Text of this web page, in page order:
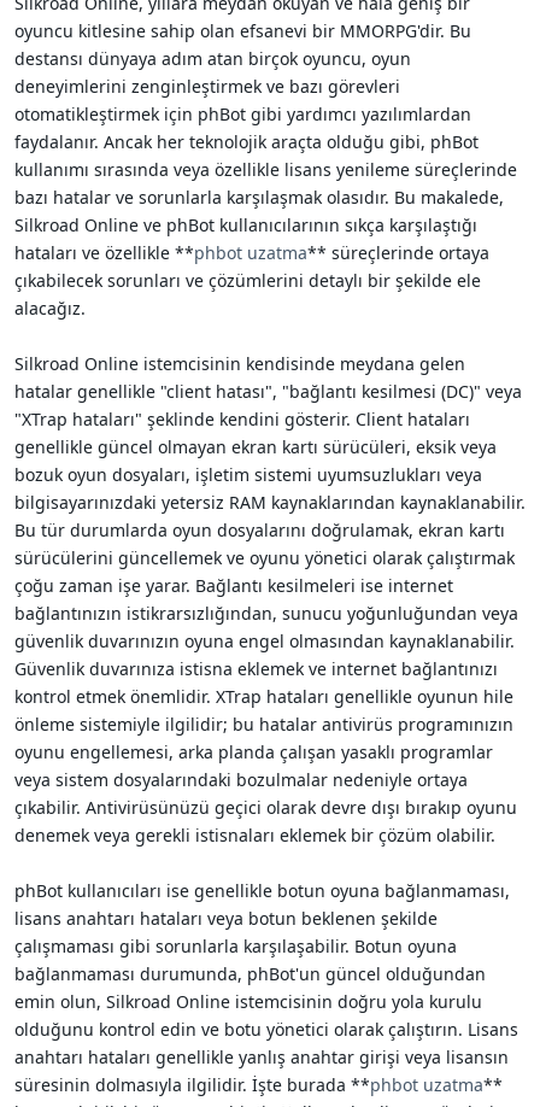
i
oyuncu kitlesine sahip olan efsanevi bir MMORPG'dir. Bu
destansı dünyaya adım atan birçok oyuncu, oyun
deneyimlerini zenginleştirmek ve bazı görevleri
otomatikleştirmek için phBot gibi yardımcı yazılımlardan
faydalanır. Ancak her teknolojik araçta olduğu gibi, phBot
kullanımı sırasında veya özellikle lisans yenileme süreçlerinde
bazı hatalar ve sorunlarla karşılaşmak olasıdır. Bu makalede,
Silkroad Online ve phBot kullanıcılarının sıkça karşılaştığı
hataları ve özellikle **phbot uzatma** süreçlerinde ortaya
çıkabilecek sorunları ve çözümlerini detaylı bir şekilde ele
alacağız.
Silkroad Online istemcisinin kendisinde meydana gelen
hatalar genellikle "client hatası", "bağlantı kesilmesi (DC)" veya
"XTrap hataları" şeklinde kendini gösterir. Client hataları
genellikle güncel olmayan ekran kartı sürücüleri, eksik veya
bozuk oyun dosyaları, işletim sistemi uyumsuzlukları veya
bilgisayarınızdaki yetersiz RAM kaynaklarından kaynaklanabilir.
Bu tür durumlarda oyun dosyalarını doğrulamak, ekran kartı
sürücülerini güncellemek ve oyunu yönetici olarak çalıştırmak
çoğu zaman işe yarar. Bağlantı kesilmeleri ise internet
bağlantınızın istikrarsızlığından, sunucu yoğunluğundan veya
güvenlik duvarınızın oyuna engel olmasından kaynaklanabilir.
Güvenlik duvarınıza istisna eklemek ve internet bağlantınızı
kontrol etmek önemlidir. XTrap hataları genellikle oyunun hile
önleme sistemiyle ilgilidir; bu hatalar antivirüs programınızın
oyunu engellemesi, arka planda çalışan yasaklı programlar
veya sistem dosyalarındaki bozulmalar nedeniyle ortaya
çıkabilir. Antivirüsünüzü geçici olarak devre dışı bırakıp oyunu
denemek veya gerekli istisnaları eklemek bir çözüm olabilir.
phBot kullanıcıları ise genellikle botun oyuna bağlanmaması,
lisans anahtarı hataları veya botun beklenen şekilde
çalışmaması gibi sorunlarla karşılaşabilir. Botun oyuna
bağlanmaması durumunda, phBot'un güncel olduğundan
emin olun, Silkroad Online istemcisinin doğru yola kurulu
olduğunu kontrol edin ve botu yönetici olarak çalıştırın. Lisans
anahtarı hataları genellikle yanlış anahtar girişi veya lisansın
süresinin dolmasıyla ilgilidir. İşte burada **phbot uzatma**